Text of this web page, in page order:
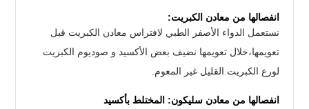
انفصالها من معادن الكبريت:
نستعمل الدواء الأصفر الطبي لافتراس معادن الكبريت قبل
تعويمها،خلال تعويمها نضيف بعض الأكسيد و صوديوم الكبريت
لورع الكبريت القليل غير المعوم.
انفصالها من معادن سليكون: المختلط بأكسيد